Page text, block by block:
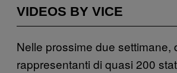
VIDEOS BY VICE
Nelle prossime due settimane,
rappresentanti di quasi 200